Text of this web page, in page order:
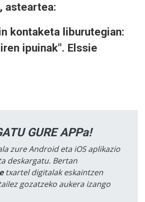
asteartea:
kontaketa liburutegian:
ipuinak". Elssie
GURE APPa!
zure Android eta iOS aplikazio
deskargatu. Bertan
txartel digitalak eskaintzen
gozatzeko aukera izango